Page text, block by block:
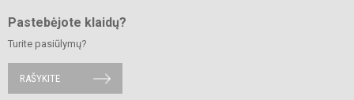
Pastebėjote klaidų?
Turite pasiūlymų?
RAŠYKITE